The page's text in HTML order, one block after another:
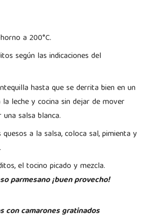
a 200°C.
según las indicaciones del
hasta que se derrita bien en un
la leche y cocina sin dejar de mover
salsa blanca.
a la salsa, coloca sal, pimienta y
el tocino picado y mezcla.
parmesano ¡buen provecho!
con camarones gratinados